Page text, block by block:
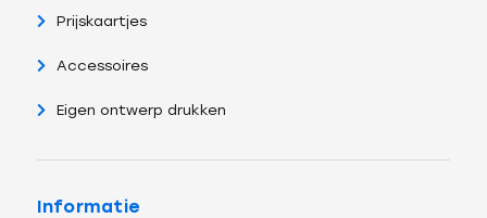
Prijskaartjes
Accessoires
Eigen ontwerp drukken
Informatie